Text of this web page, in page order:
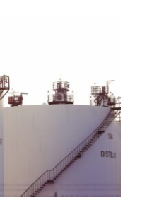
– Heizölpreise legen